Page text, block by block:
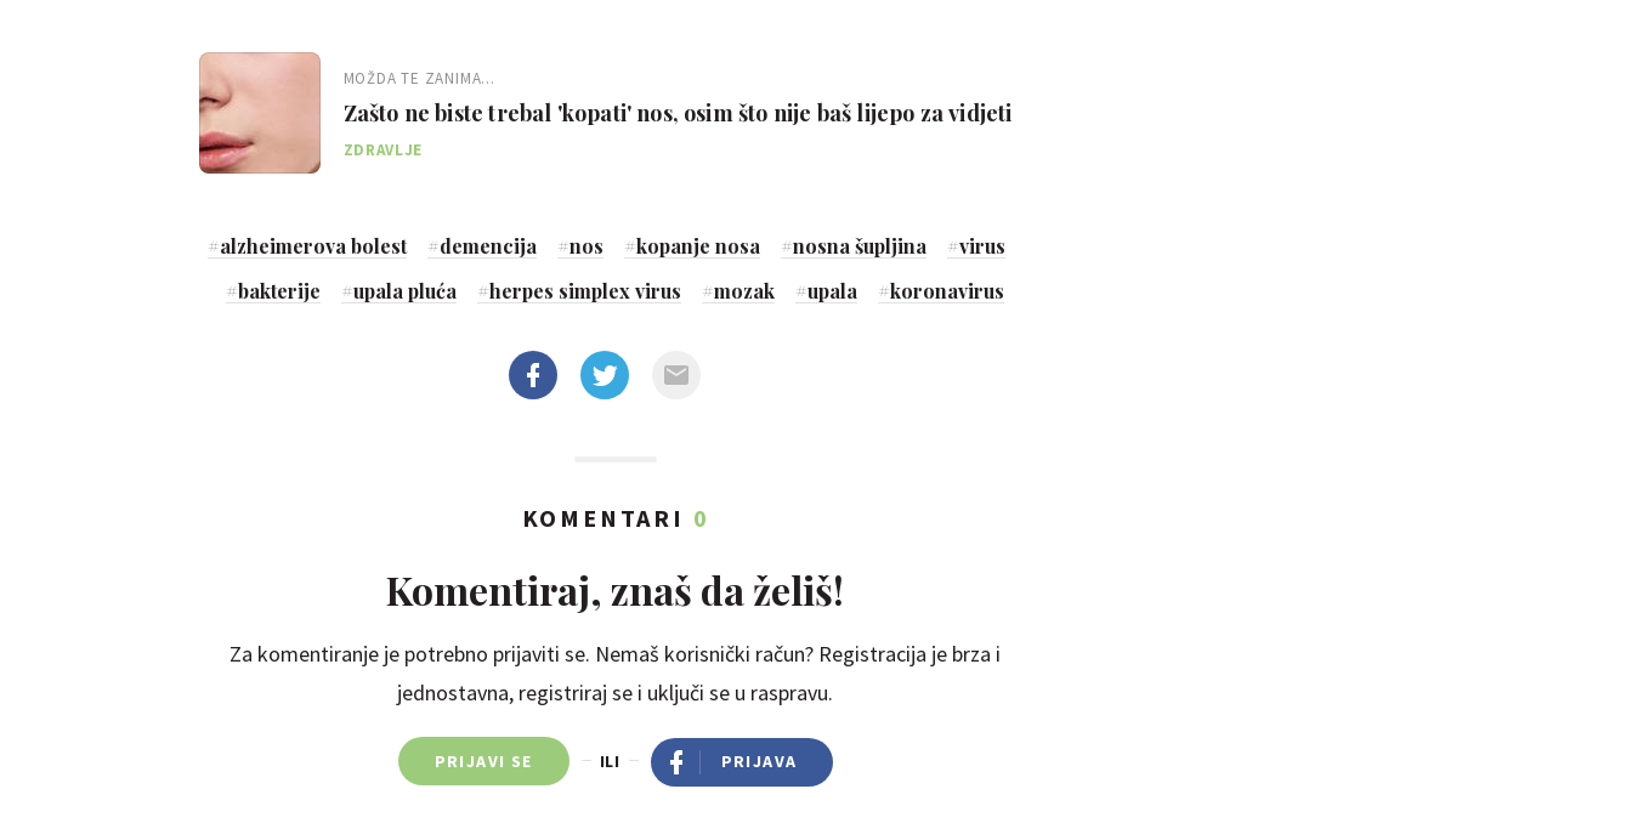
MOŽDA TE ZANIMA...
Zašto ne biste trebal 'kopati' nos, osim što nije baš lijepo za vidjeti
ZDRAVLJE
#alzheimerova bolest #demencija #nos #kopanje nosa #nosna šupljina #virus
#bakterije #upala pluća #herpes simplex virus #mozak #upala #koronavirus
KOMENTARI 0
Komentiraj, znaš da želiš!
Za komentiranje je potrebno prijaviti se. Nemaš korisnički račun? Registracija je brza i
jednostavna, registriraj se i uključi se u raspravu.
PRIJAVI SE ILI PRIJAVA